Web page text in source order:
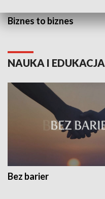
Biznes to biznes
NAUKA I EDUKACJA
Bez barier